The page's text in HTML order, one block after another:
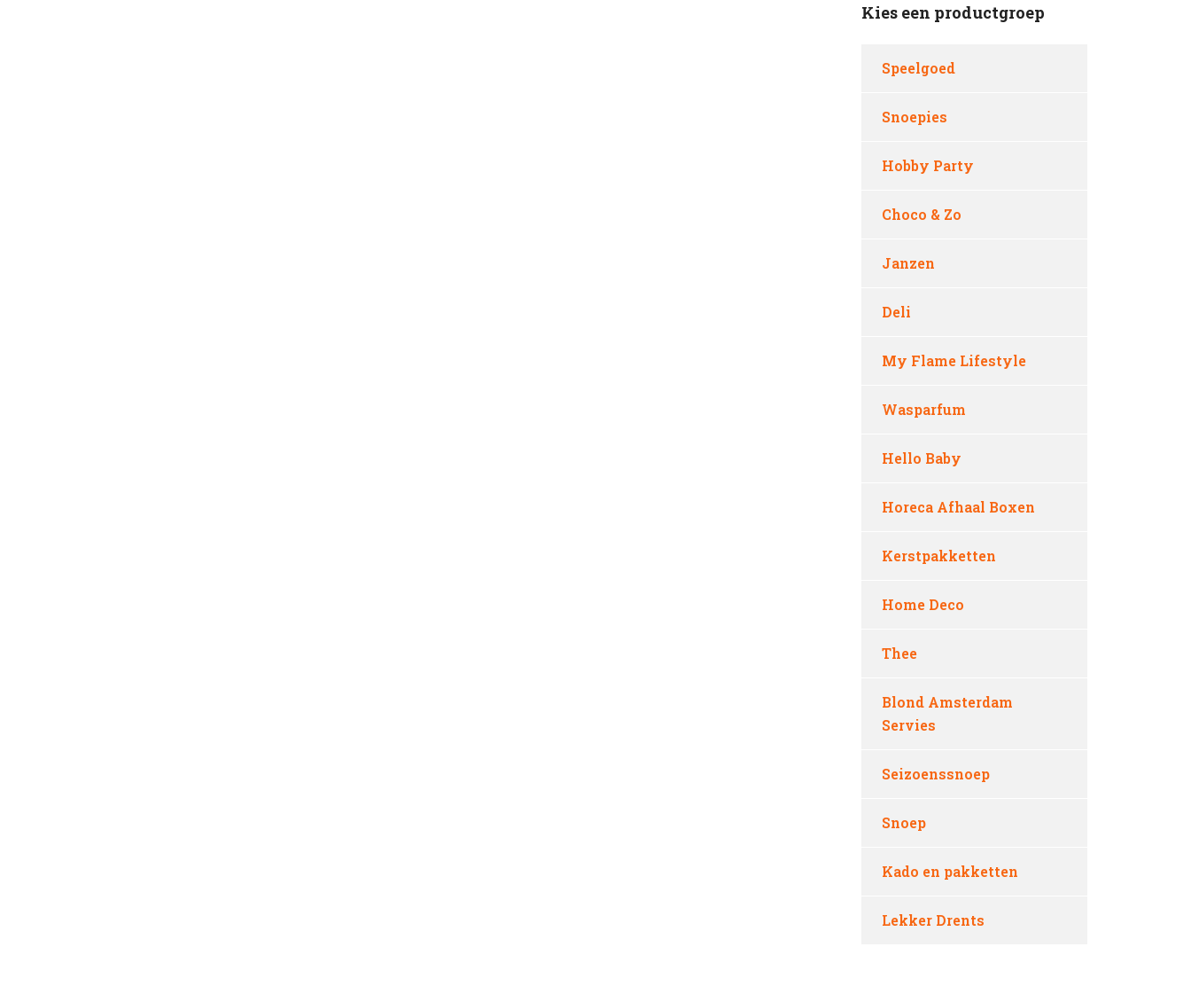
Kies een productgroep
Speelgoed
Snoepies
Hobby Party
Choco & Zo
Janzen
Deli
My Flame Lifestyle
Wasparfum
Hello Baby
Horeca Afhaal Boxen
Kerstpakketten
Home Deco
Thee
Blond Amsterdam
Servies
Seizoenssnoep
Snoep
Kado en pakketten
Lekker Drents